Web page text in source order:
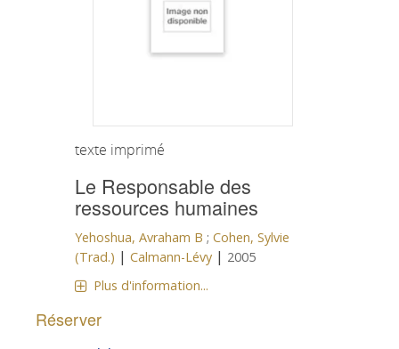
texte imprimé
Le Responsable des
ressources humaines
Yehoshua, Avraham B ;Cohen, Sylvie
(Trad.) |Calmann-Lévy | 2005
Plus d'information...
Réserver